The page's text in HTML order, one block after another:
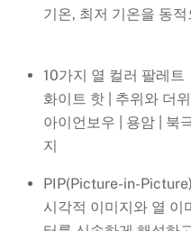
기온, 최저 기온을 동
10가지 열 컬러 팔레트
화이트 핫 | 추위와 더
아이언보우 | 용암 | 북
지
PIP(Picture-in-
시각적 이미지와 열 이